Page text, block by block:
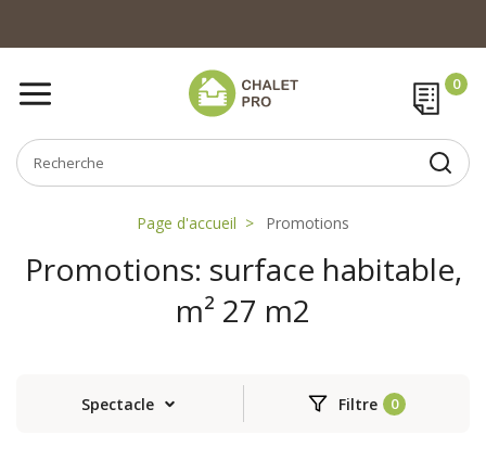
Page d'accueil Promotions
Promotions: surface habitable,
m² 27 m2
Spectacle Filtre